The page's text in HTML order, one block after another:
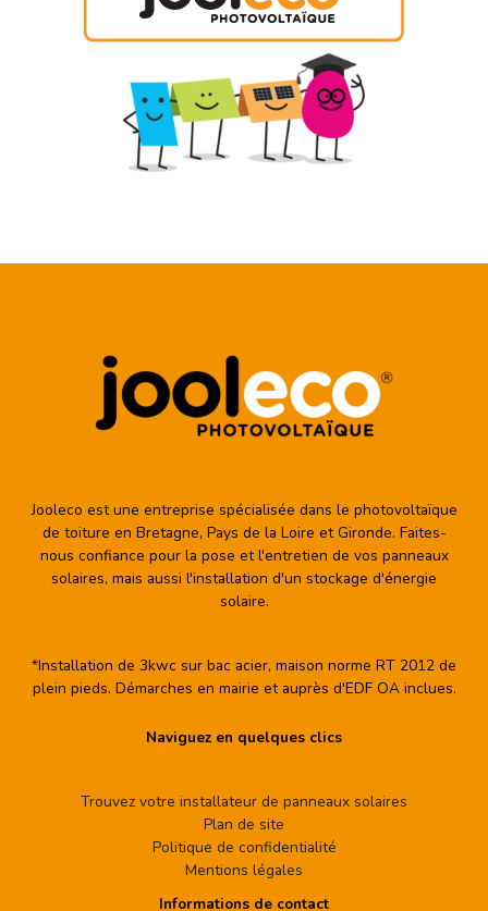
Jooleco est une entreprise spécialisée dans le photovoltaïque
de toiture en Bretagne, Pays de la Loire et Gironde. Faites-
nous confiance pour la pose et l'entretien de vos panneaux
solaires, mais aussi l'installation d'un stockage d'énergie
solaire.
*Installation de 3kwc sur bac acier, maison norme RT 2012 de
plein pieds. Démarches en mairie et auprès d'EDF OA inclues.
Naviguez en quelques clics
Trouvez votre installateur de panneaux solaires
Plan de site
Politique de confidentialité
Mentions légales
Informations de contact